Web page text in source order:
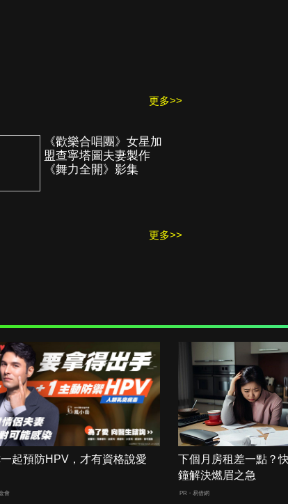
更多>>
《歡樂合唱團》女星加
盟查寧塔圖夫妻製作
《舞力全開》影集
更多>>
起預防HPV，才有資格說愛
會
下個月房租差一點？
鐘解決燃眉之急
PR・易借網